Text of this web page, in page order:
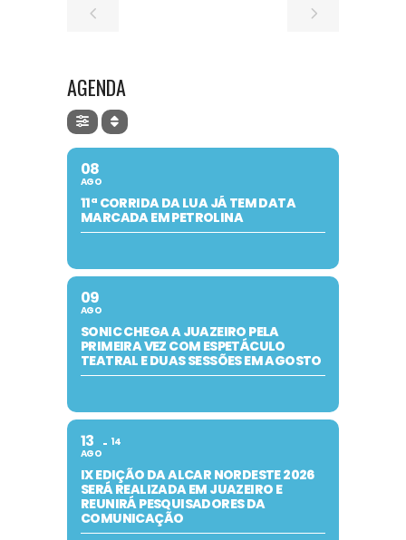
AGENDA
08
AGO
11ª CORRIDA DA LUA JÁ TEM DATA
MARCADA EM PETROLINA
09
AGO
SONIC CHEGA A JUAZEIRO PELA
PRIMEIRA VEZ COM ESPETÁCULO
TEATRAL E DUAS SESSÕES EM AGOSTO
13
AGO
14
IX EDIÇÃO DA ALCAR NORDESTE 2026
SERÁ REALIZADA EM JUAZEIRO E
REUNIRÁ PESQUISADORES DA
COMUNICAÇÃO